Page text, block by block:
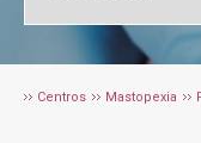
Centros Mastopexia